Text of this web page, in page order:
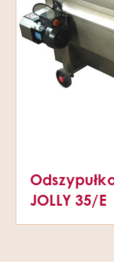
JOLLY 35/E